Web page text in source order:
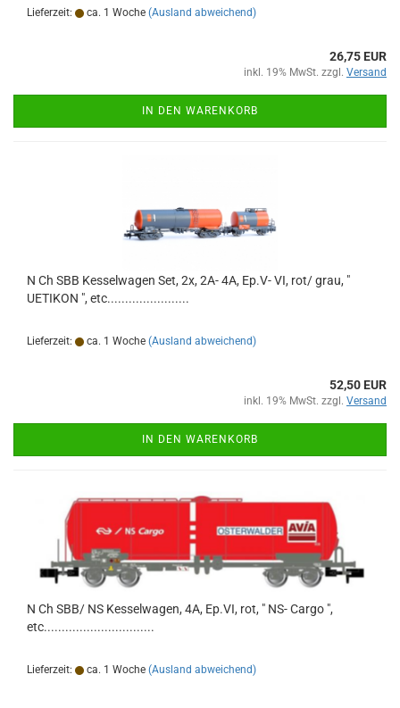
Lieferzeit: ca. 1 Woche (Ausland abweichend)
26,75 EUR
inkl. 19% MwSt. zzgl. Versand
IN DEN WARENKORB
N Ch SBB Kesselwagen Set, 2x, 2A- 4A, Ep.V- VI, rot/ grau, "
UETIKON ", etc.......................
Lieferzeit: ca. 1 Woche (Ausland abweichend)
52,50 EUR
inkl. 19% MwSt. zzgl. Versand
IN DEN WARENKORB
N Ch SBB/ NS Kesselwagen, 4A, Ep.VI, rot, " NS- Cargo ",
etc...............................
Lieferzeit: ca. 1 Woche (Ausland abweichend)